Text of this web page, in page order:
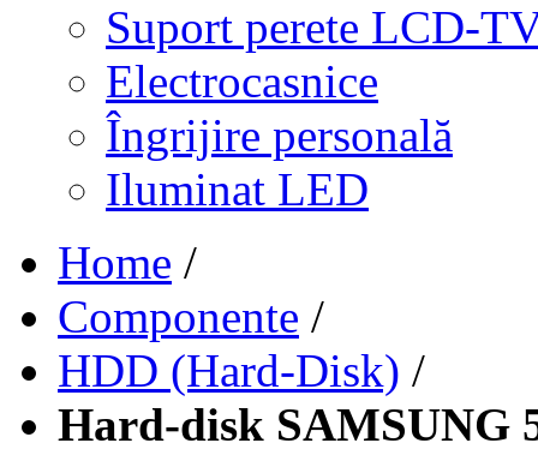
Suport perete LCD-
Electrocasnice
Îngrijire personală
Iluminat LED
Home /
Componente /
HDD (Hard-Disk) /
Hard-disk SAMSUNG